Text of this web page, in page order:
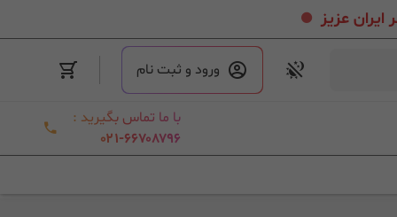
ورود و ثبت نام
با ما تماس بگیرید :
۰۲۱-۶۶۷۰۸۷۹۶